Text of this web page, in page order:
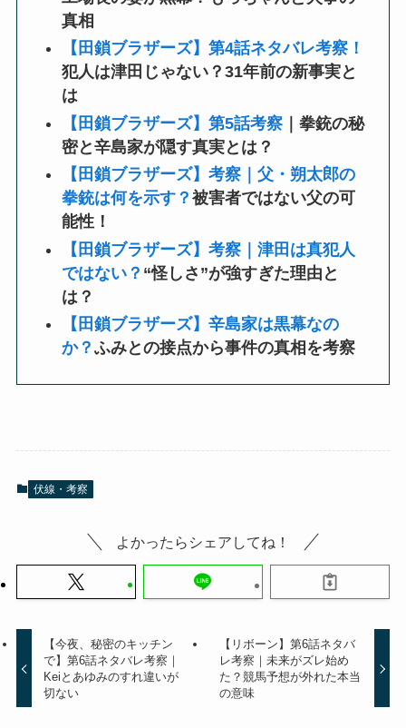
真相
【田鎖ブラザーズ】第4話ネタバレ考察！
犯人は津田じゃない？31年前の新事実と
は
【田鎖ブラザーズ】第5話考察 ｜拳銃の秘
密と辛島家が隠す真実とは？
【田鎖ブラザーズ】考察｜父・朔太郎の
拳銃は何を示す？被害者ではない父の可
能性！
【田鎖ブラザーズ】考察｜津田は真犯人
ではない？ “怪しさ”が強すぎた理由と
は？
【田鎖ブラザーズ】辛島家は黒幕なの
か？ふみとの接点から事件の真相を考察
伏線・考察
よかったらシェアしてね！
【今夜、秘密のキッチン
で】第6話ネタバレ考察｜
Keiとあゆみのすれ違いが
切ない
【リボーン】第6話ネタバ
レ考察｜未来がズレ始め
た？競馬予想が外れた本当
の意味